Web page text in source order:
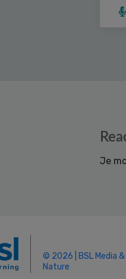
Je
© 2026 | BSL Media
Nature